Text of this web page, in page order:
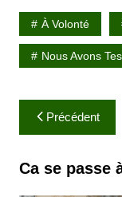
À Volonté
Nous Avons
a
v
Précédent
Ca se passe